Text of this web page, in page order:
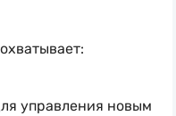
управления новым